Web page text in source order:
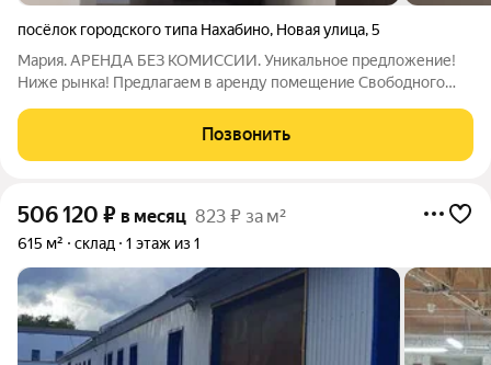
посёлок городского типа Нахабино, Новая улица,5
Мария. АРЕНДА БЕЗ КОМИССИИ. Уникальное предложение!
Ниже рынка! Предлагаем в аренду помещение Свободного
Производство- легкое, магазин, шоурум, офис, пункт выдачи, и
т.д. Ключевые преимущества:
Позвонить
506 120 ₽ в месяц 823 ₽ за м²
615 м² склад 1 этаж из 1